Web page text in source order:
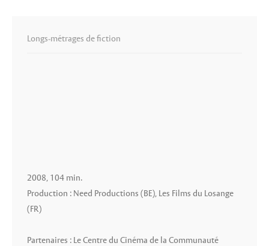
Longs-métrages de fiction
2008, 104 min.
Production : Need Productions (BE), Les Films du Losange
(FR)
Partenaires : Le Centre du Cinéma de la Communauté